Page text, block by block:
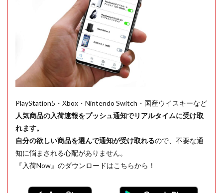
PlayStation5・Xbox・Nintendo Switch・国産ウイスキーなど
人気商品の入荷速報をプッシュ通知でリアルタイムに受け取
れます。
自分の欲しい商品を選んで通知が受け取れるので、不要な通
知に悩まされる心配がありません。
『入荷Now』のダウンロードはこちらから！